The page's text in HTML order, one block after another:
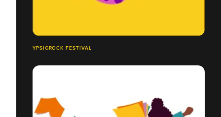
YPSIGROCK FESTIVAL